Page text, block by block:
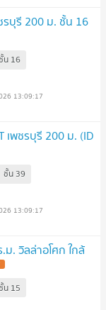
รบุรี 200 ม. ชั้น 16
น 16
13:09:17
เพชรบุรี 200 ม. (ID
ชั้น 39
13:09:17
. วิลล่าอโศก ใกล้
น 15